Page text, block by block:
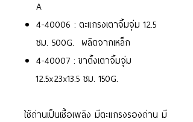
A
4-40006 : ตะแกรงเตาจิ้มจุ่ม 12.5
ซม. 500G. ผลิตจากเหล็ก
4-40007 : ขาตั้งเตาจิ้มจุ่ม
12.5x23x13.5 ซม. 150G.
ใช้ถ่านเป็นเชื้อเพลิง มีตะแกรงรองถ่าน มี